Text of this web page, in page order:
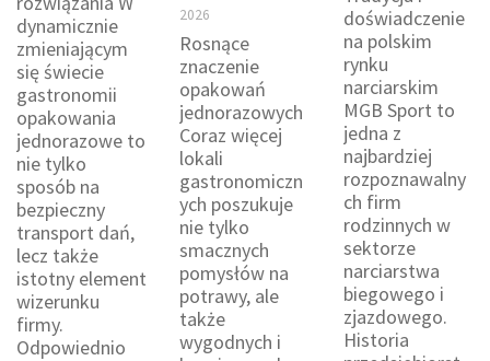
dynamicznie
zmieniającym
się świecie
gastronomii
opakowania
jednorazowe to
nie tylko
sposób na
bezpieczny
transport dań,
lecz także
istotny element
wizerunku
firmy.
Odpowiednio
2026
Rosnące
znaczenie
opakowań
jednorazowych
Coraz więcej
lokali
gastronomiczn
ych poszukuje
nie tylko
smacznych
pomysłów na
potrawy, ale
także
wygodnych i
doświadczenie
na polskim
rynku
narciarskim
MGB Sport to
jedna z
najbardziej
rozpoznawalny
ch firm
rodzinnych w
sektorze
narciarstwa
biegowego i
zjazdowego.
Historia